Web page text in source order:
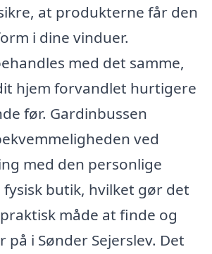
at produkterne får den
i dine vinduer.
med det samme,
hjem forvandlet hurtigere
før. Gardinbussen
ved
med den personlige
fysisk butik, hvilket gør det
måde at finde og
på i Sønder Sejerslev. Det